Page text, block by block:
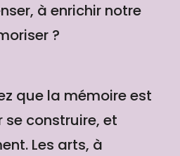
à enrichir notre
?
que la mémoire est
se construire, et
Les arts, à